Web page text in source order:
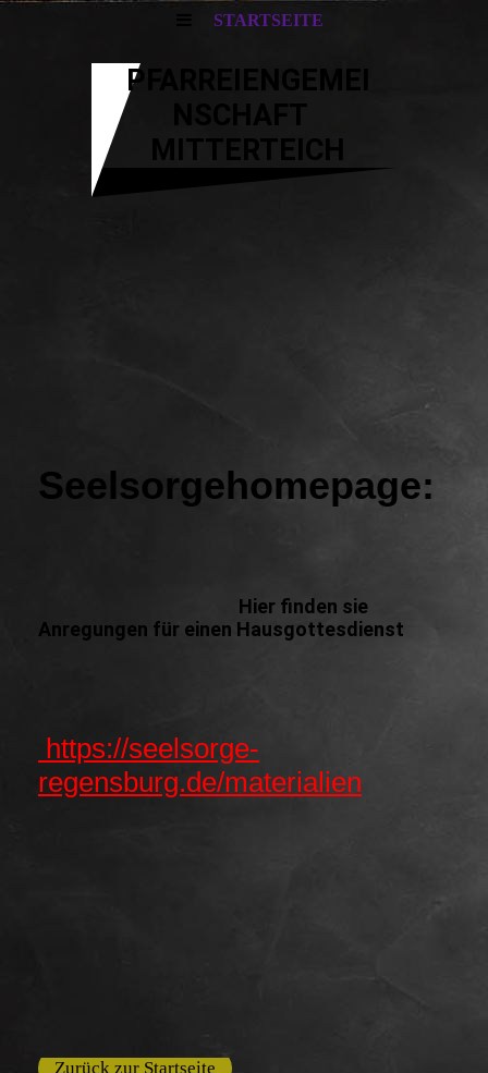
STARTSEITE
PFARREIENGEMEI
MITTERTEICH
Seelsorgehomepage:
Hier finden sie
Anregungen für einen Hausgottesdienst
https://seelsorge-
regensburg.de/materialien
Zurück zur Startseite